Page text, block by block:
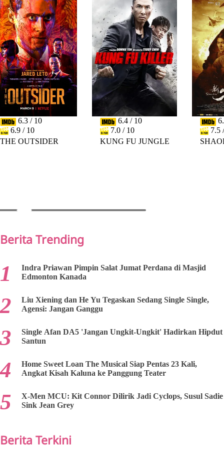
6.3 / 10
6.9 / 10
THE OUTSIDER
6.4 / 10
7.0 / 10
KUNG FU JUNGLE
7.5
Berita Trending
Indra Priawan Pimpin Salat Jumat Perdana di Masjid
Edmonton Kanada
Liu Xiening dan He Yu Tegaskan Sedang Single Single,
Agensi: Jangan Ganggu
Single Afan DA5 'Jangan Ungkit-Ungkit' Hadirkan Hipdut
Santun
Home Sweet Loan The Musical Siap Pentas 23 Kali,
Angkat Kisah Kaluna ke Panggung Teater
X-Men MCU: Kit Connor Dilirik Jadi Cyclops, Susul Sadie
Sink Jean Grey
Berita Terkini